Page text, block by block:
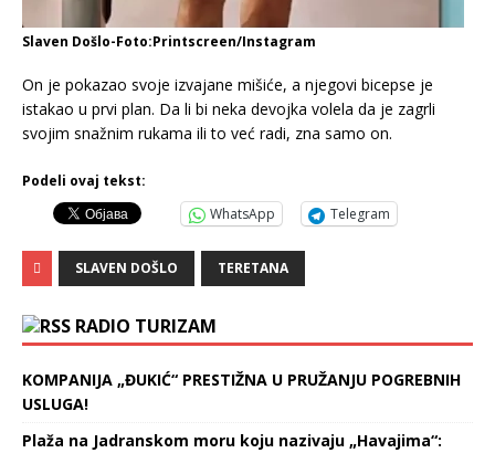
Slaven Došlo-Foto:Printscreen/Instagram
On je pokazao svoje izvajane mišiće, a njegovi bicepse je
istakao u prvi plan. Da li bi neka devojka volela da je zagrli
svojim snažnim rukama ili to već radi, zna samo on.
Podeli ovaj tekst:
WhatsApp
Telegram
SLAVEN DOŠLO TERETANA
RADIO TURIZAM
KOMPANIJA „ĐUKIĆ“ PRESTIŽNA U PRUŽANJU POGREBNIH
USLUGA!
Plaža na Jadranskom moru koju nazivaju „Havajima“: